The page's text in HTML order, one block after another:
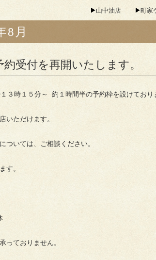
山中油店 町家
8月
受付を再開いたします。
時１５分～ 約１時間半の予約枠を設けており
いただけます。
ついては、ご相談ください。
す。
っておりません。